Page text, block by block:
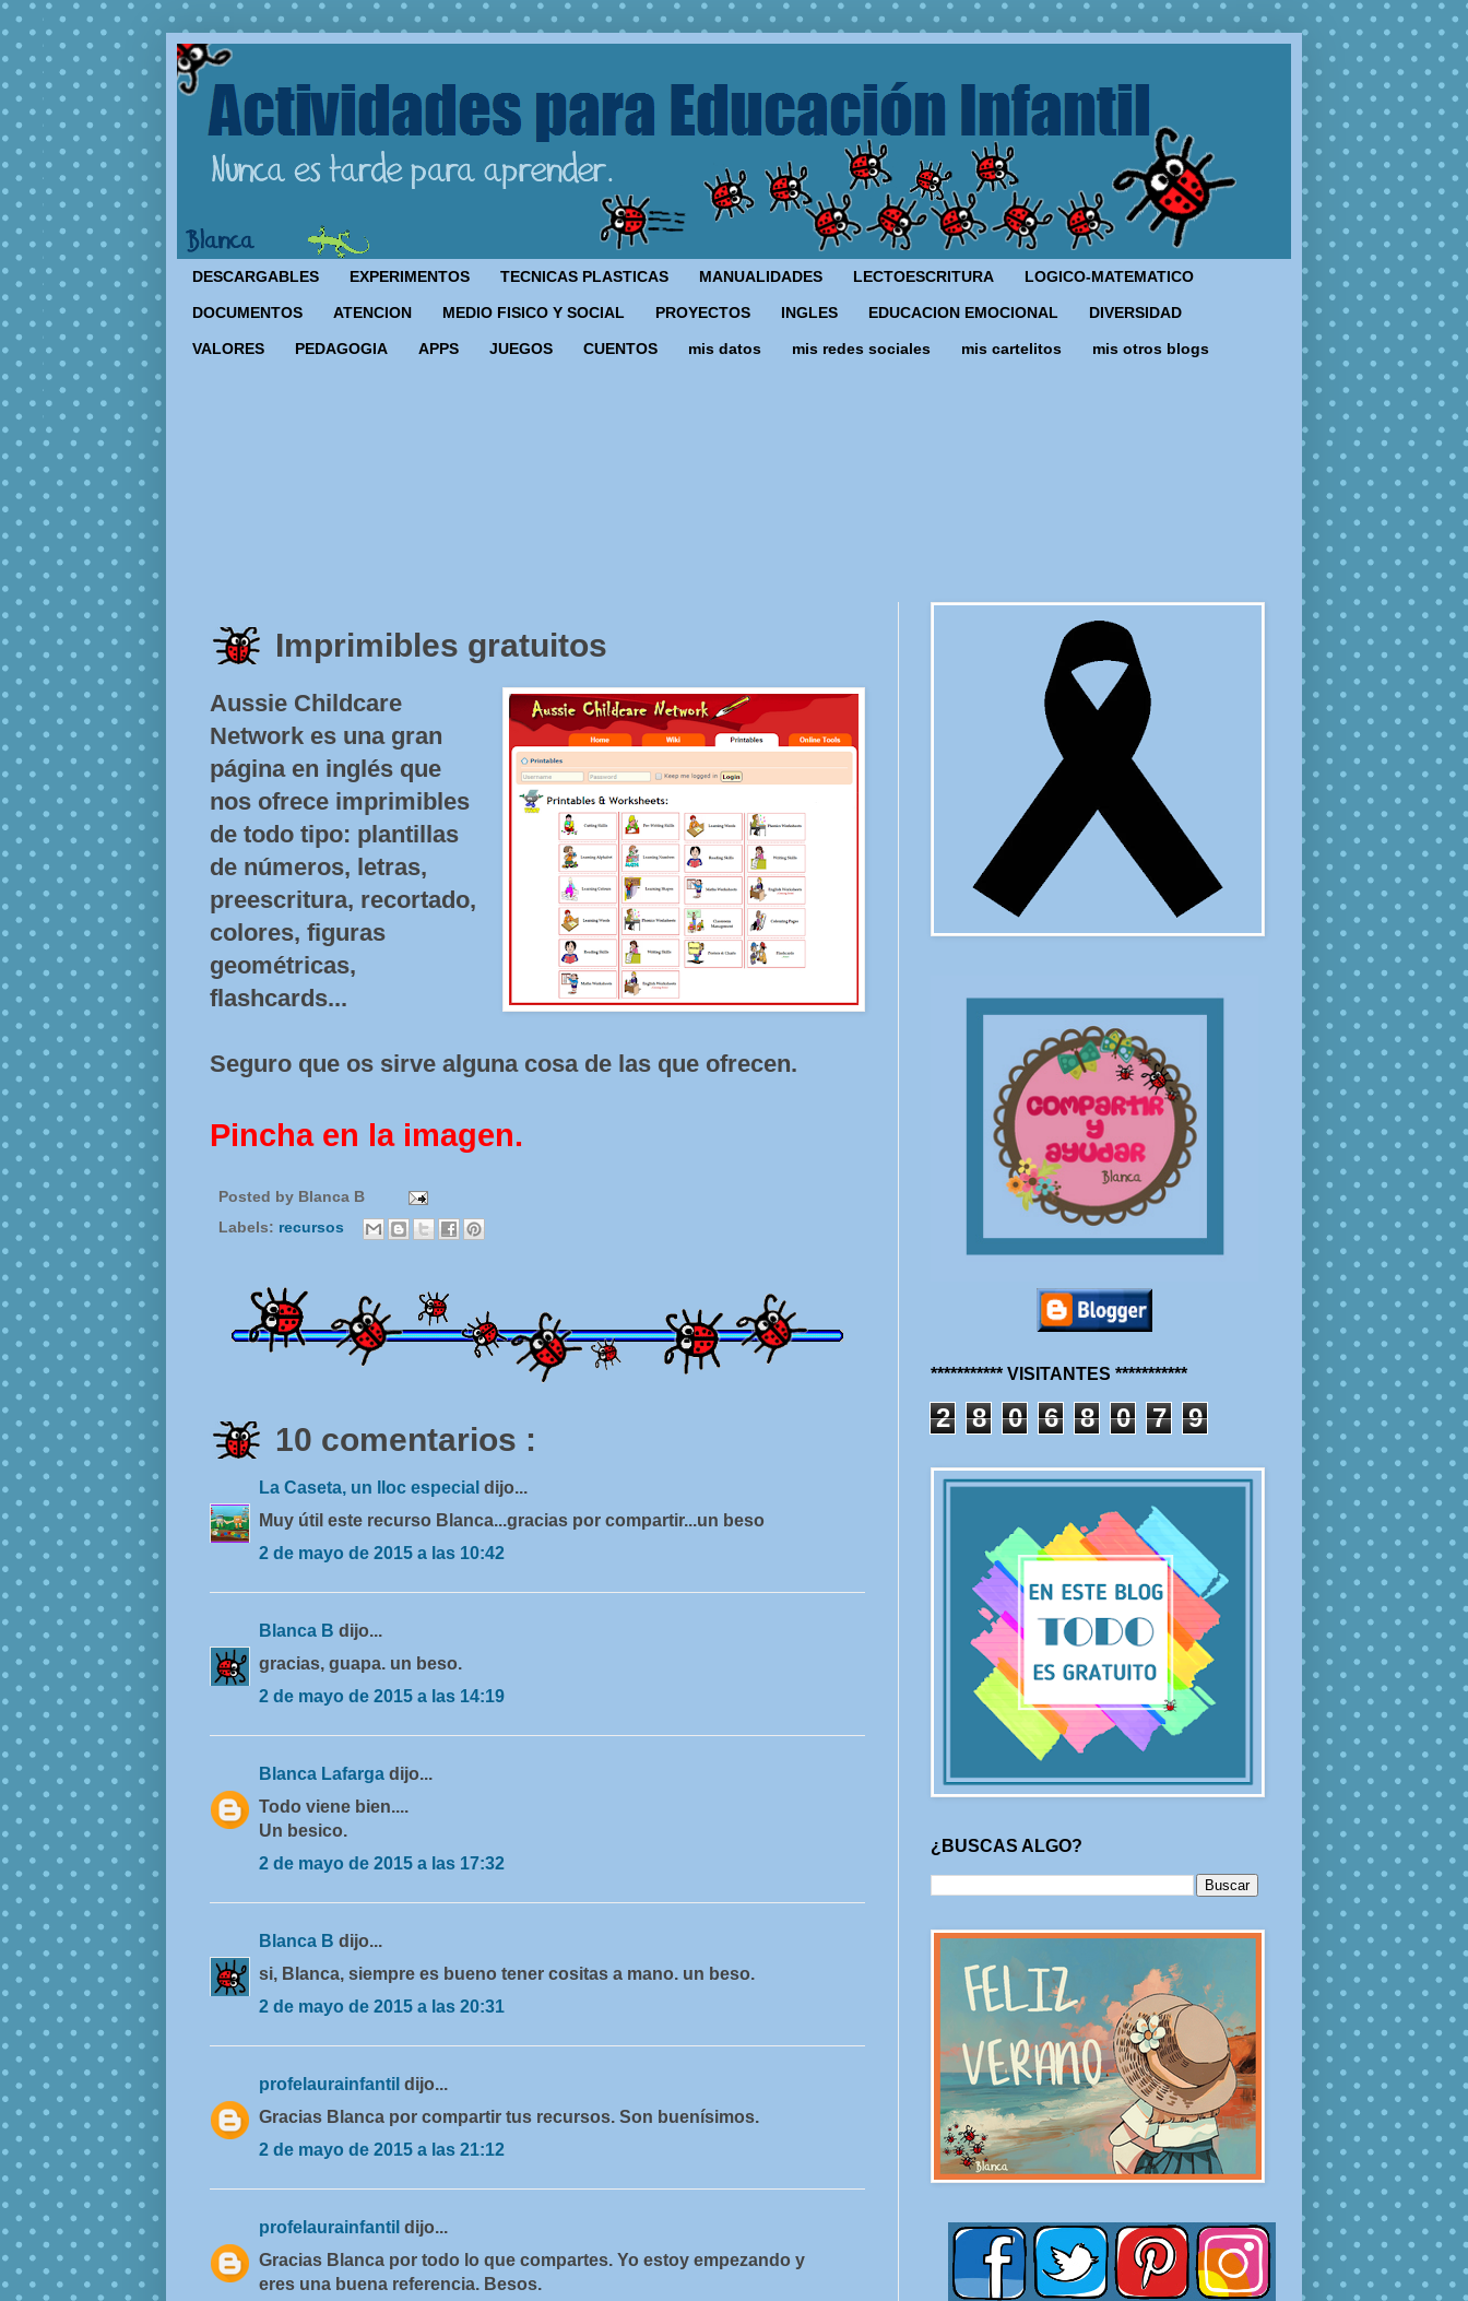
DESCARGABLES EXPERIMENTOS TECNICAS PLASTICAS MANUALIDADES LECTOESCRITURA LOGICO-MATEMATICO
DOCUMENTOS ATENCION MEDIO FISICO Y SOCIAL PROYECTOS INGLES EDUCACION EMOCIONAL DIVERSIDAD
VALORES PEDAGOGIA APPS JUEGOS CUENTOS mis datos mis redes sociales mis cartelitos mis otros blogs
Imprimibles gratuitos
Aussie Childcare
Network es una gran
página en inglés que
nos ofrece imprimibles
de todo tipo: plantillas
de números, letras,
preescritura, recortado,
colores, figuras
geométricas,
flashcards...
Seguro que os sirve alguna cosa de las que ofrecen.
Pincha en la imagen.
Posted by Blanca B
Labels: recursos
10 comentarios :
La Caseta, un lloc especial dijo...
Muy útil este recurso Blanca...gracias por compartir...un beso
2 de mayo de 2015 a las 10:42
Blanca B dijo...
gracias, guapa. un beso.
2 de mayo de 2015 a las 14:19
Blanca Lafarga dijo...
Todo viene bien....
Un besico.
2 de mayo de 2015 a las 17:32
Blanca B dijo...
si, Blanca, siempre es bueno tener cositas a mano. un beso.
2 de mayo de 2015 a las 20:31
profelaurainfantil dijo...
Gracias Blanca por compartir tus recursos. Son buenísimos.
2 de mayo de 2015 a las 21:12
profelaurainfantil dijo...
Gracias Blanca por todo lo que compartes. Yo estoy empezando y
eres una buena referencia. Besos.
*********** VISITANTES ***********
2 8 0 6 8 0 7 9
¿BUSCAS ALGO?